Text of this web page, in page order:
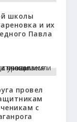
школы
и их
Павла
провел
с